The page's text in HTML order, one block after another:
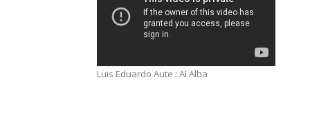
Luis Eduardo Aute : Al Alba